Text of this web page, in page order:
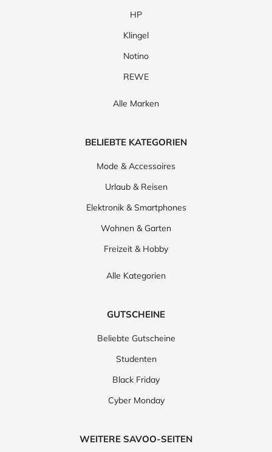
HP
Klingel
Notino
REWE
Alle Marken
BELIEBTE KATEGORIEN
Mode & Accessoires
Urlaub & Reisen
Elektronik & Smartphones
Wohnen & Garten
Freizeit & Hobby
Alle Kategorien
GUTSCHEINE
Beliebte Gutscheine
Studenten
Black Friday
Cyber Monday
WEITERE SAVOO-SEITEN